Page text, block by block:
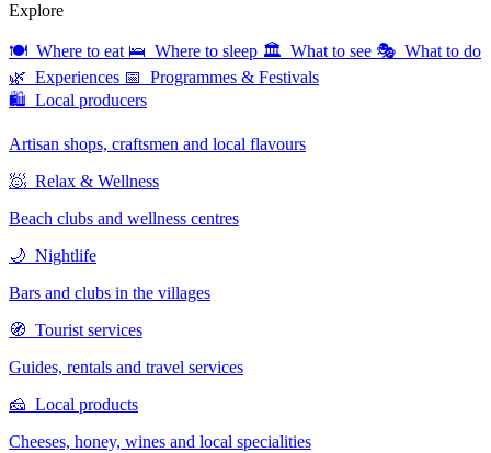
Explore
🍽 Where to eat 🛌 Where to sleep 🏛 What to see 🎭 What to do
🌿 Experiences 📅 Programmes & Festivals
🛍 Local producers
Artisan shops, craftsmen and local flavours
🧖 Relax & Wellness
Beach clubs and wellness centres
🌙 Nightlife
Bars and clubs in the villages
🧭 Tourist services
Guides, rentals and travel services
🧀 Local products
Cheeses, honey, wines and local specialities